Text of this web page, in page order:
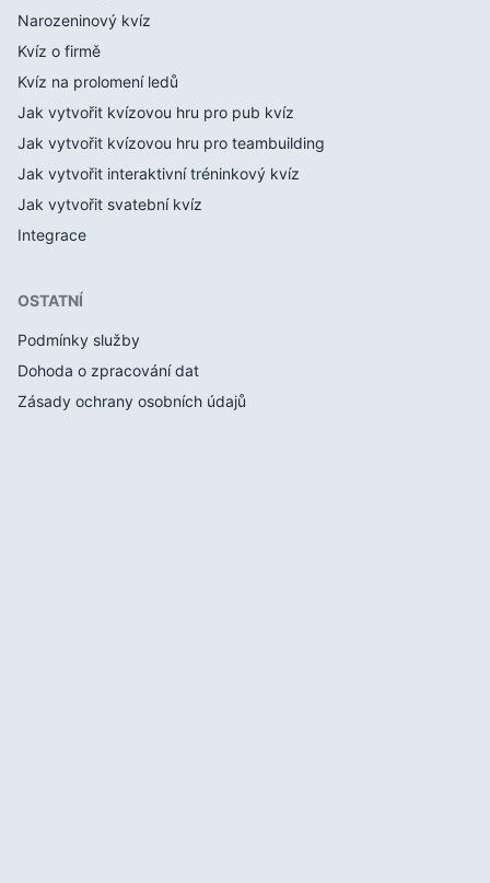
Narozeninový kvíz
Kvíz o firmě
Kvíz na prolomení ledů
Jak vytvořit kvízovou hru pro pub kvíz
Jak vytvořit kvízovou hru pro teambuilding
Jak vytvořit interaktivní tréninkový kvíz
Jak vytvořit svatební kvíz
Integrace
OSTATNÍ
Podmínky služby
Dohoda o zpracování dat
Zásady ochrany osobních údajů